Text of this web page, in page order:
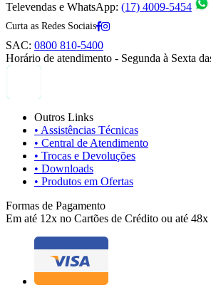
Televendas e WhatsApp: (17) 4009-5454
Curta as Redes Sociais
SAC: 0800 810-5400
Horário de atendimento - Segunda à Sexta
Outros Links
• Assistências Técnicas
• Central de Atendimento
• Trocas e Devoluções
• Downloads
• Produtos em Ofertas
Formas de Pagamento
Em até 12x no Cartões de Crédito ou até